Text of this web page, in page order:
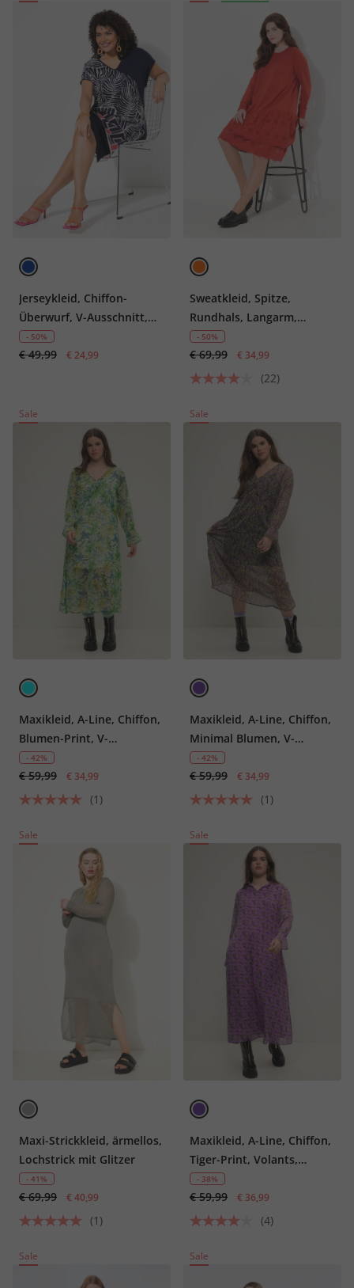
Jerseykleid, Chiffon-
Überwurf, V-Ausschnitt,
Halbarm
- 50%
€ 49,99 € 24,99
Sweatkleid, Spitze,
Rundhals, Langarm,
Biobaumwolle
- 50%
€ 69,99 € 34,99
(22)
Sale
Maxikleid, A-Line, Chiffon,
Blumen-Print, V-
Ausschnitt, Langarm
- 42%
€ 59,99 € 34,99
(1)
Sale
Maxikleid, A-Line, Chiffon,
Minimal Blumen, V-
Ausschnitt, Langarm
- 42%
€ 59,99 € 34,99
(1)
Sale
Maxi-Strickkleid, ärmellos,
Lochstrick mit Glitzer
- 41%
€ 69,99 € 40,99
(1)
Sale
Maxikleid, A-Line, Chiffon,
Tiger-Print, Volants,
Rüschenkragen, Langarm
- 38%
€ 59,99 € 36,99
(4)
Sale Sale